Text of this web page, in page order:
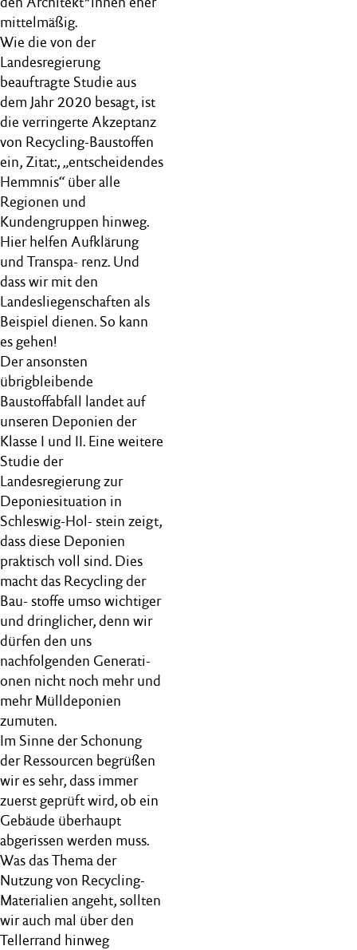
mittelmäßig.
Wie die von der
Landesregierung
beauftragte Studie aus
dem Jahr 2020 besagt, ist
die verringerte Akzeptanz
von Recycling-Baustoffen
ein, Zitat:, „entscheidendes
Hemmnis“ über alle
Regionen und
Kundengruppen hinweg.
Hier helfen Aufklärung
und Transpa- renz. Und
dass wir mit den
Landesliegenschaften als
Beispiel dienen. So kann
es gehen!
Der ansonsten
übrigbleibende
Baustoffabfall landet auf
unseren Deponien der
Klasse I und II. Eine weitere
Studie der
Landesregierung zur
Deponiesituation in
Schleswig-Hol- stein zeigt,
dass diese Deponien
praktisch voll sind. Dies
macht das Recycling der
Bau- stoffe umso wichtiger
und dringlicher, denn wir
dürfen den uns
nachfolgenden Generati-
onen nicht noch mehr und
mehr Mülldeponien
zumuten.
Im Sinne der Schonung
der Ressourcen begrüßen
wir es sehr, dass immer
zuerst geprüft wird, ob ein
Gebäude überhaupt
abgerissen werden muss.
Was das Thema der
Nutzung von Recycling-
Materialien angeht, sollten
wir auch mal über den
Tellerrand hinweg